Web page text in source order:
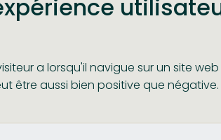
a lorsqu'il navigue sur un site web
être aussi bien positive que négative.